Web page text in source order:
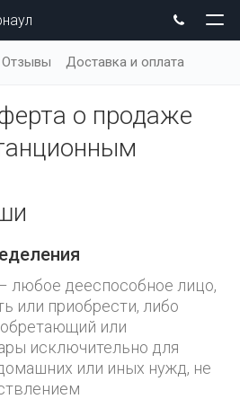
Отзывы Доставка и оплата
о продаже
любое дееспособное лицо,
или приобрести, либо
или
исключительно для
или иных нужд, не